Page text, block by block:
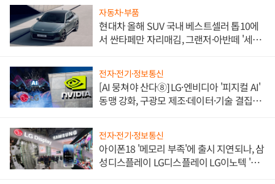
자동차·부품
현대차 올해 SUV 국내 베스트셀러 톱10에
서 싼타페만 자리매김, 그랜저·아반떼 '세단
전자·전기·정보통신
[AI 뭉쳐야 산다⑧] LG·엔비디아 '피지컬 AI'
동맹 강화, 구광모 제조·데이터·기술 결집
전자·전기·정보통신
아이폰18 '메모리 부족'에 출시 지연되나, 삼
성디스플레이 LG디스플레이 LG이노텍 '탈